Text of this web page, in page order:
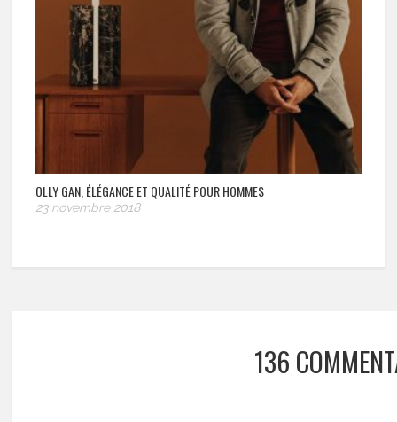
OLLY GAN, ÉLÉGANCE ET QUALITÉ POUR HOMMES
23 novembre 2018
136